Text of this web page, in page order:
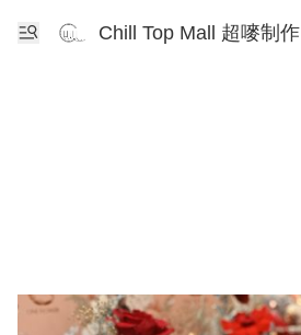
Chill Top Mall 超嘜制作